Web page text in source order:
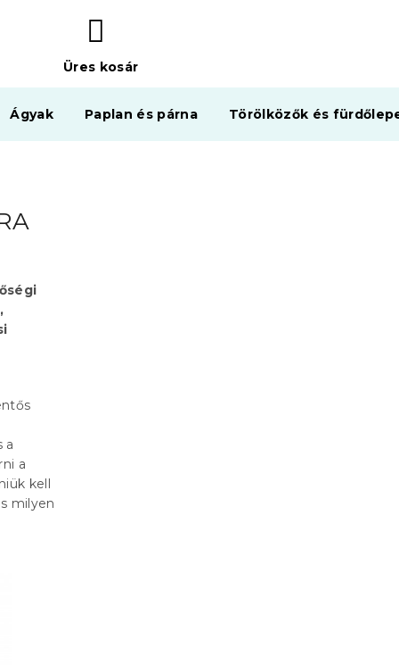
KOSÁR
Üres kosár
Ágyak Paplan és párna Törölközők és
a
a
kell
milyen